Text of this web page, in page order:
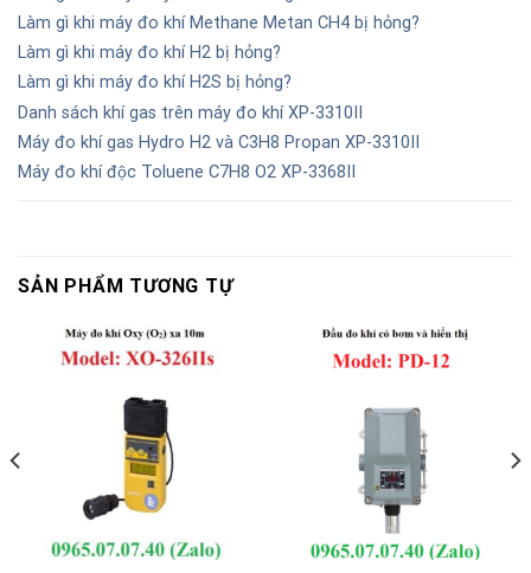
Làm gì khi máy đo khí Methane Metan CH4 bị hỏng?
Làm gì khi máy đo khí H2 bị hỏng?
Làm gì khi máy đo khí H2S bị hỏng?
Danh sách khí gas trên máy đo khí XP-3310II
Máy đo khí gas Hydro H2 và C3H8 Propan XP-3310II
Máy đo khí độc Toluene C7H8 O2 XP-3368II
SẢN PHẨM TƯƠNG TỰ